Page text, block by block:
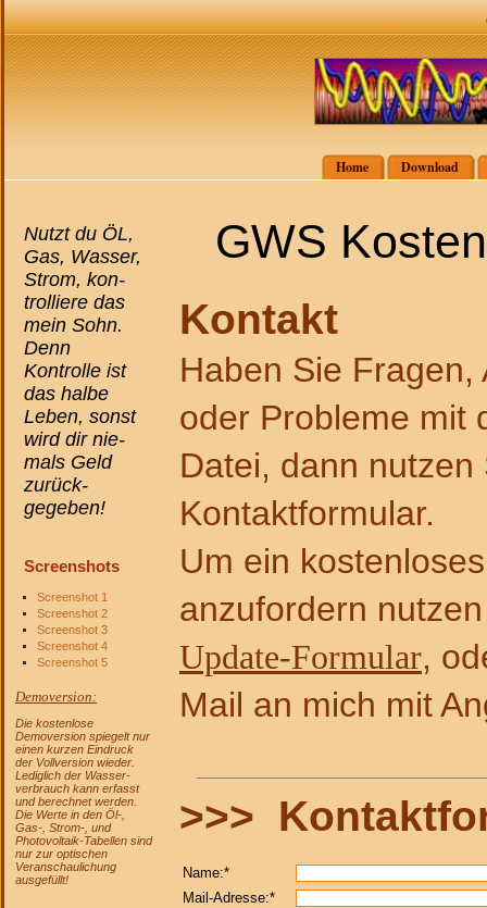
Home Download
Nutzt du ÖL,
Gas, Wasser,
Strom, kon-
trolliere das
mein Sohn.
Denn
Kontrolle ist
das halbe
Leben, sonst
wird dir nie-
mals Geld
zurück-
gegeben!
Screenshots
Screenshot 1
Screenshot 2
Screenshot 3
Screenshot 4
Screenshot 5
Demoversion:
Die kostenlose
Demoversion spiegelt nur
einen kurzen Eindruck
der Vollversion wieder.
Lediglich der Wasser-
verbrauch kann erfasst
und berechnet werden.
Die Werte in den Öl-,
Gas-, Strom-, und
Photovoltaik-Tabellen sind
nur zur optischen
Veranschaulichung
ausgefüllt!
GWS
Kontakt
Haben Sie
oder Probleme mit
Datei, dann nutzen
Kontaktformular.
Um ein
anzufordern
Update-Formular,
Mail an mich mit
>>>
Name:*
Mail-Adresse:*